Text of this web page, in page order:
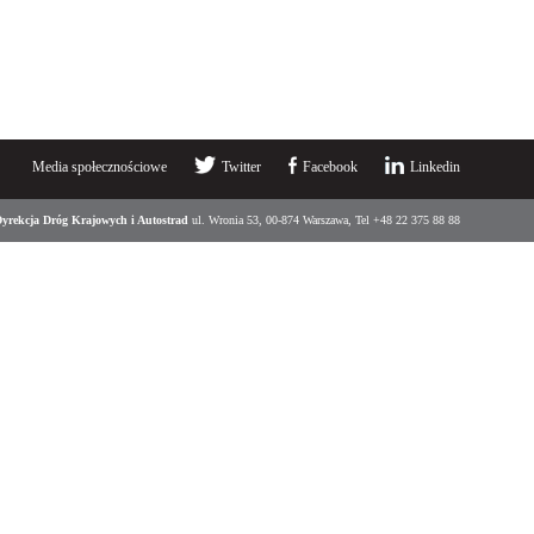
Media społecznościowe Twitter Facebook Linkedin
Dróg Krajowych i Autostrad ul. Wronia 53, 00-874 Warszawa, Tel +48 22 375 88 88